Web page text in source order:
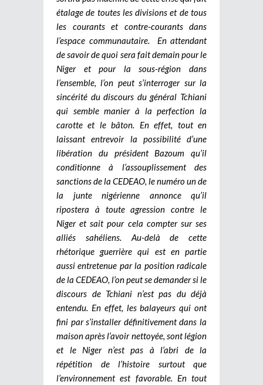
étalage de toutes les divisions et de tous
les courants et contre-courants dans
l’espace communautaire. En attendant
de savoir de quoi sera fait demain pour le
Niger et pour la sous-région dans
l’ensemble, l’on peut s’interroger sur la
sincérité du discours du général Tchiani
qui semble manier à la perfection la
carotte et le bâton. En effet, tout en
laissant entrevoir la possibilité d’une
libération du président Bazoum qu’il
conditionne à l’assouplissement des
sanctions de la CEDEAO, le numéro un de
la junte nigérienne annonce qu’il
ripostera à toute agression contre le
Niger et sait pour cela compter sur ses
alliés sahéliens. Au-delà de cette
rhétorique guerrière qui est en partie
aussi entretenue par la position radicale
de la CEDEAO, l’on peut se demander si le
discours de Tchiani n’est pas du déjà
entendu. En effet, les balayeurs qui ont
fini par s’installer définitivement dans la
maison après l’avoir nettoyée, sont légion
et le Niger n’est pas à l’abri de la
répétition de l’histoire surtout que
l’environnement est favorable. En tout